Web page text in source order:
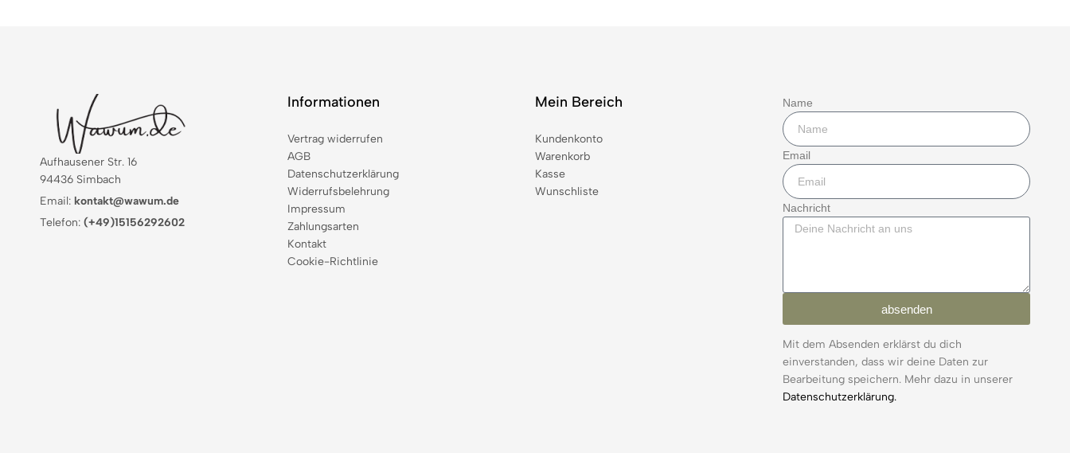
Aufhausener Str. 16
94436 Simbach
Email: kontakt@wawum.de
Telefon: (+49)15156292602
Informationen
Vertrag widerrufen
AGB
Datenschutzerklärung
Widerrufsbelehrung
Impressum
Zahlungsarten
Kontakt
Cookie-Richtlinie
Mein Bereich
Kundenkonto
Warenkorb
Kasse
Wunschliste
Name
Email
Nachricht
absenden
Mit dem Absenden erklärst du dich
einverstanden, dass wir deine Daten zur
Bearbeitung speichern. Mehr dazu in unserer
Datenschutzerklärung.